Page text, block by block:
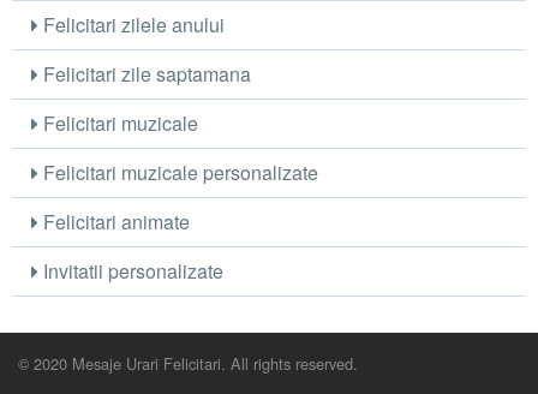
Felicitari zilele anului
Felicitari zile saptamana
Felicitari muzicale
Felicitari muzicale personalizate
Felicitari animate
Invitatii personalizate
© 2020 Mesaje Urari Felicitari. All rights reserved.